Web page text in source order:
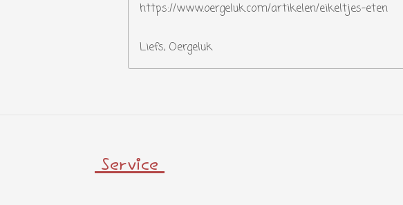
https://www.oergeluk.com/artikelen/eikeltjes-eten
Liefs, Oergeluk
Service